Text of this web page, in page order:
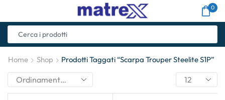
0
Home Shop Prodotti Taggati “Scarpa Trouper Steelite S1P”